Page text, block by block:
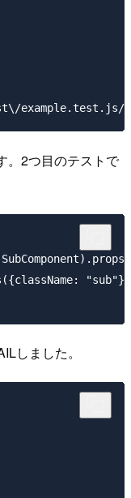
。2つ目のテストで
しました。